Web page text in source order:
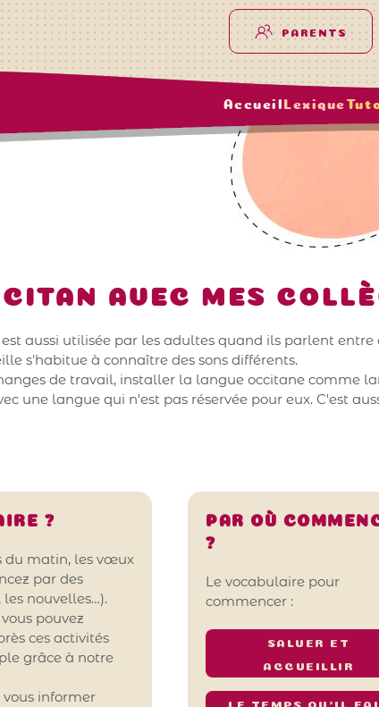
PARENTS
AccueilLexique
AVEC MES
aussi utilisée par les adultes quand ils parlent entre
s'habitue à connaître des sons différents.
de travail, installer la langue occitane comme
une langue qui n'est pas réservée pour eux. C'est
?
du matin, les vœux
par des
nouvelles…).
pouvez
ces activités
grâce à notre
vous informer
PAR OÙ
?
Le vocabulaire pour
commencer :
SALUER ET
ACCUEILLIR
LE TEMPS QU'IL